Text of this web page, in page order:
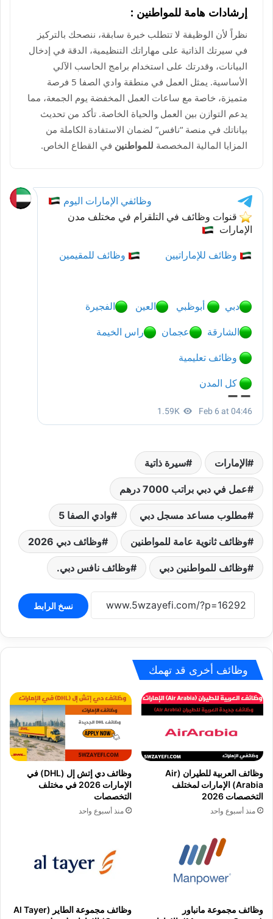
إرشادات هامة للمواطنين :
نظراً لأن الوظيفة لا تتطلب خبرة سابقة، ننصحك بالتركيز
في سيرتك الذاتية على مهاراتك التنظيمية، الدقة في إدخال
البيانات، وقدرتك على استخدام برامج الحاسب الآلي
الأساسية. يمثل العمل في منطقة وادي الصفا 5 فرصة
متميزة، خاصة مع ساعات العمل المخفضة يوم الجمعة، مما
يدعم التوازن بين العمل والحياة الخاصة. تأكد من تحديث
بياناتك في منصة “نافس” لضمان الاستفادة الكاملة من
المزايا المالية المخصصة للمواطنين في القطاع الخاص.
الإمارات سيرة ذاتية
عمل في دبي براتب 7000 درهم
مطلوب مساعد مسجل دبي وادي الصفا 5
وظائف ثانوية عامة للمواطنين وظائف دبي 2026
وظائف للمواطنين دبي وظائف نافس دبي.
نسخ الرابط
وظائف أخرى قد تهمك
وظائف العربية للطيران (Air
Arabia) الإمارات لمختلف
التخصصات 2026
منذ أسبوع واحد
وظائف دي إتش إل (DHL) في
الإمارات 2026 في مختلف
التخصصات
منذ أسبوع واحد
وظائف مجموعة مانباور
وظائف مجموعة الطاير (Al Tayer